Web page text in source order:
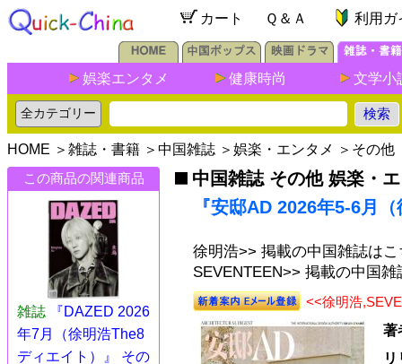
カート Ｑ＆Ａ 利用ガ
娯楽エンタメ 健康時尚 文学小
HOME ＞ 雑誌・書籍 ＞ 中国雑誌 ＞ 娯楽・エンタメ ＞ その他
この商品の関連商品
雑誌
『DAZED 2026
年7月（徐明浩The8
ディエイト）』 その
中国雑誌 その他 娯楽・
『安邸AD 2026年5-6月
徐明浩>> 掲載の中国雑誌はこ
SEVENTEEN>> 掲載の中国雑
<<徐明浩
著